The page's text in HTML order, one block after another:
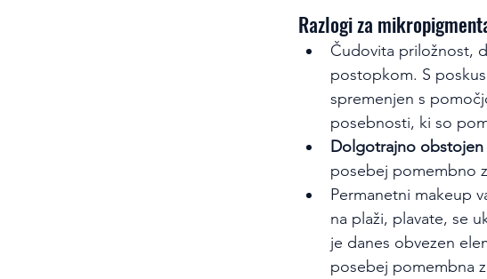
Razlogi za
Čudovita priložnost,
postopkom. S
spremenjen s
posebnosti, ki so
Dolgotrajno obstojen
posebej pomembno
Permanetni makeup
na plaži, plavate, se
je danes obvezen
posebej pomembna